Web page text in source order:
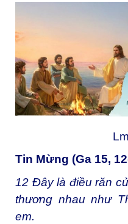
Tin Mừng (Ga 15,
12 Đây là điều răn
thương nhau như
em.